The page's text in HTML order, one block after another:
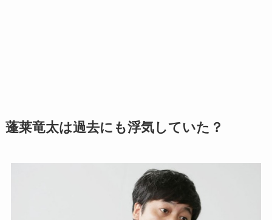
蓬莱竜太は過去にも浮気していた？